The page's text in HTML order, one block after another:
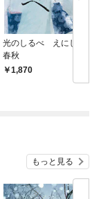
光のしるべ えにし屋
春秋
1,870
もっと見る